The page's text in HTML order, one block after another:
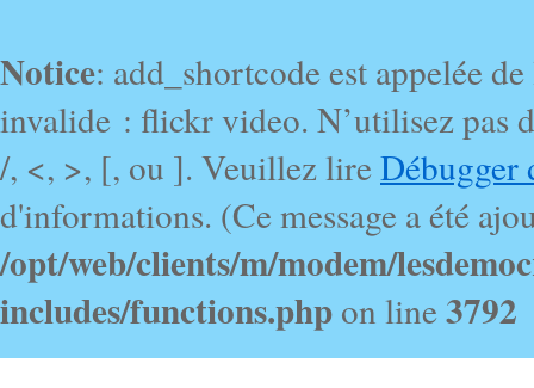
Notice: add_shortcode est appelée
invalide : flickr video. N’utilisez pas
/, <, >, [, ou ]. Veuillez lireDébugger
d'informations. (Ce message a été
/opt/web/clients/m/modem/
includes/functions.php on line3792